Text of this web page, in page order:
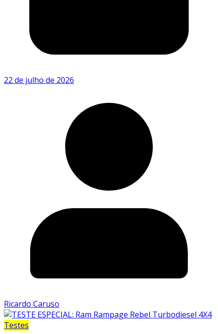
22 de julho de 2026
Ricardo Caruso
Testes